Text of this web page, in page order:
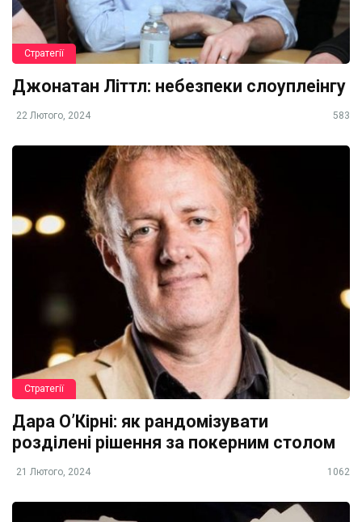
Стратегії
Джонатан Літтл: небезпеки слоуплеінгу
22 Лютого, 2024 583
Стратегії
Дара О’Кірні: як рандомізувати
розділені рішення за покерним столом
21 Лютого, 2024 1062